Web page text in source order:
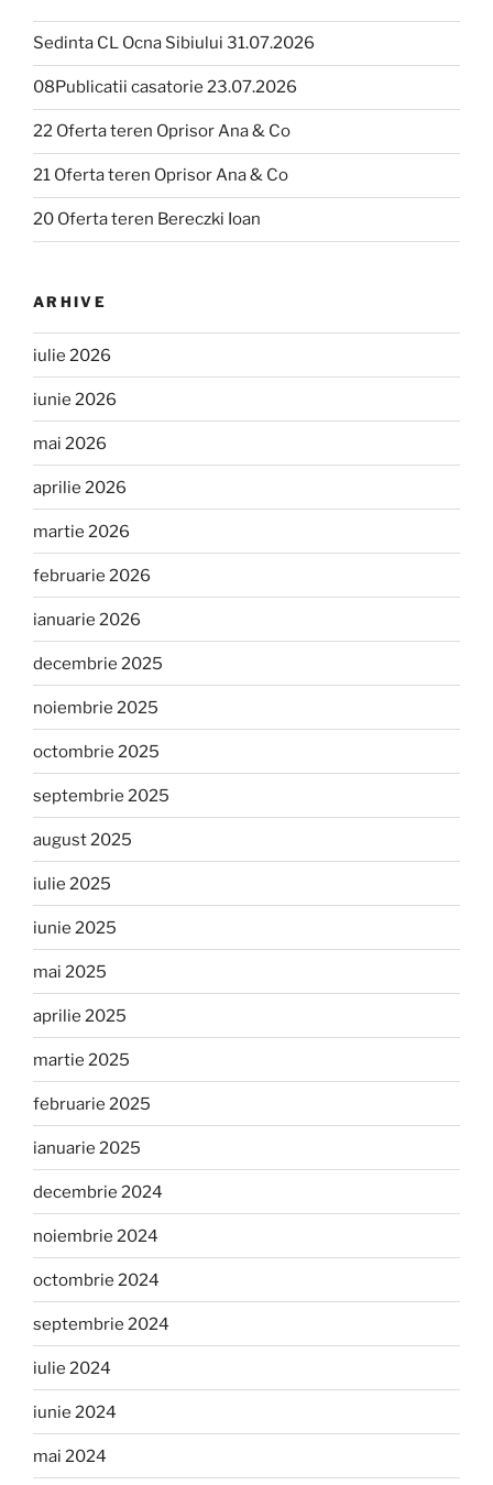
Sedinta CL Ocna Sibiului 31.07.2026
08Publicatii casatorie 23.07.2026
22 Oferta teren Oprisor Ana & Co
21 Oferta teren Oprisor Ana & Co
20 Oferta teren Bereczki Ioan
ARHIVE
iulie 2026
iunie 2026
mai 2026
aprilie 2026
martie 2026
februarie 2026
ianuarie 2026
decembrie 2025
noiembrie 2025
octombrie 2025
septembrie 2025
august 2025
iulie 2025
iunie 2025
mai 2025
aprilie 2025
martie 2025
februarie 2025
ianuarie 2025
decembrie 2024
noiembrie 2024
octombrie 2024
septembrie 2024
iulie 2024
iunie 2024
mai 2024